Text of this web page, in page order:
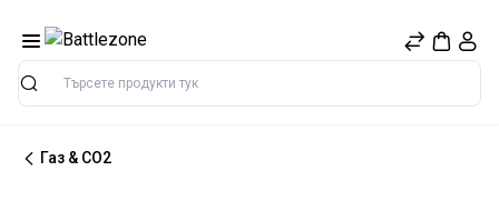
Търсене
Газ & CO2